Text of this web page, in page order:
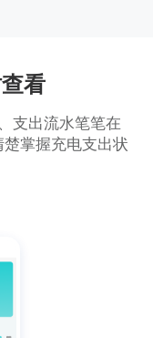
看
支出流水笔笔在
掌握充电支出状